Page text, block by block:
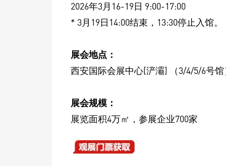
2026年3月16-19日 9:00-17:00
* 3月19日14:00结束，13:30停止入馆。
展会地点：
西安国际会展中心[浐灞] （3/4/5/6号馆
展会规模：
展览面积4万㎡，参展企业700家